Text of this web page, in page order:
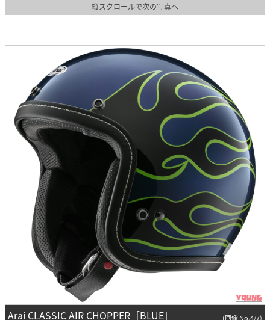
縦スクロールで次の写真へ
Arai CLASSIC AIR CHOPPER［BLUE］ (画像 No.4/7)